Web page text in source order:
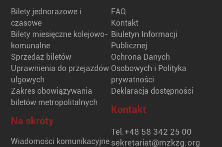
Bilety jednorazowe i
czasowe
Bilety miesięczne kolejowo-
komunalne
Sprzedaż biletów
Uprawnienia do przejazdów
ulgowych
Zakres obowiązywania
biletów metropolitalnych
Na skróty
Wiadomości komunikacyjne
FAQ
Kontakt
Biuletyn Informacji
Publicznej
Ochrona Danych
Osobowych i Polityka
prywatności
Deklaracja dostępności
Kontakt
Tel.+48 58 342 25 00
sekretariat@mzkzg.org